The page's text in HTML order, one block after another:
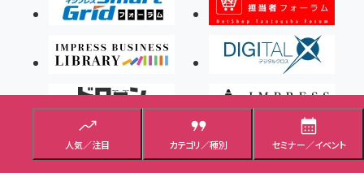
人気／注目 カテゴリ／種別 セミナー／イベント